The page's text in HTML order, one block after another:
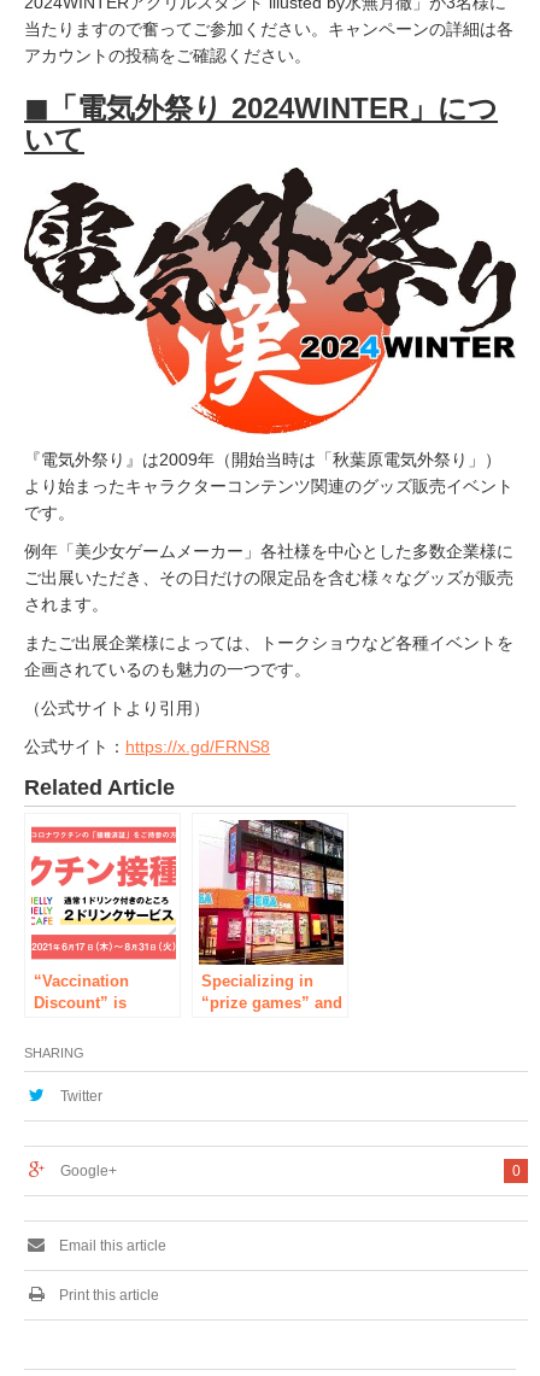
当たりますので奮ってご参加ください。キャンペーンの詳細は各
アカウントの投稿をご確認ください。
◼︎「電気外祭り 2024WINTER」につ
いて
『電気外祭り』は2009年（開始当時は「秋葉原電気外祭り」）
より始まったキャラクターコンテンツ関連のグッズ販売イベント
です。
例年「美少女ゲームメーカー」各社様を中心とした多数企業様に
ご出展いただき、その日だけの限定品を含む様々なグッズが販売
されます。
またご出展企業様によっては、トークショウなど各種イベントを
企画されているのも魅力の一つです。
（公式サイトより引用）
公式サイト： https://x.gd/FRNS8
Related Article
“Vaccination
Discount” is
JELLY JELLY
CAFE. Have fun
playing board
Specializing in
“prize games” and
in Akihabara with
Building” new
opening
SHARING
Twitter
0
Google+
Email this article
Print this article